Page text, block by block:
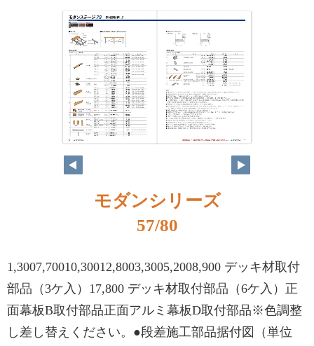
モダンシリーズ
57/80
1,3007,70010,30012,8003,3005,2008,900 デッキ材取付
部品（3ケ入）17,800 デッキ材取付部品（6ケ入）正
面幕板B取付部品正面アルミ幕板D取付部品※色調整
し差し替えください。●段差施工部品据付図（単位